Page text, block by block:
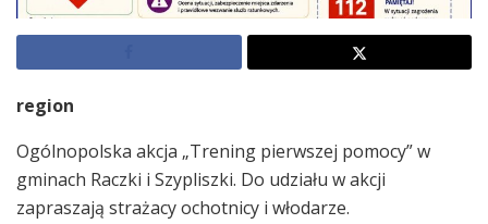
region
Ogólnopolska akcja „Trening pierwszej pomocy” w
gminach Raczki i Szypliszki. Do udziału w akcji
zapraszają strażacy ochotnicy i włodarze.